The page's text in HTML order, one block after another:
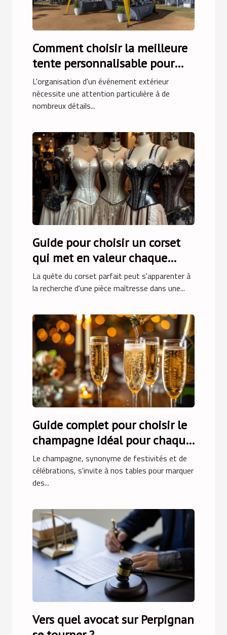
Comment choisir la meilleure
tente personnalisable pour
votre événement
L'organisation d'un événement extérieur
nécessite une attention particulière à de
nombreux détails...
Guide pour choisir un corset
qui met en valeur chaque
silhouette
La quête du corset parfait peut s'apparenter à
la recherche d'une pièce maîtresse dans une...
Guide complet pour choisir le
champagne idéal pour chaque
occasion
Le champagne, synonyme de festivités et de
célébrations, s'invite à nos tables pour marquer
des...
Vers quel avocat sur Perpignan